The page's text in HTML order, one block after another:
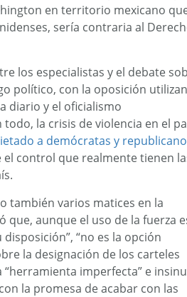
en territorio mexicano
sería contraria al
los especialistas y el debate
político, con la oposición
diario y el oficialismo
la crisis de violencia en el
a demócratas y
control que realmente tienen
también varios matices en la
que, aunque el uso de la fuerza
“no es la opción
la designación de los carteles
imperfecta” e
la promesa de acabar con las